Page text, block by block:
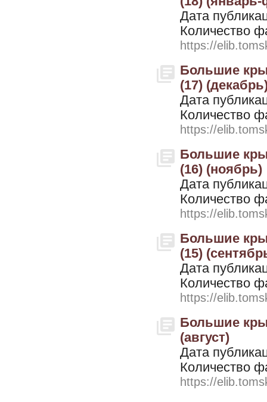
Дата
Количество
https://
Большие
(17)
Дата
Количество
https://
Большие
(16) (ноябрь)
Дата
Количество
https://
Большие
(15)
Дата
Количество
https://
Большие
(август)
Дата
Количество
https://